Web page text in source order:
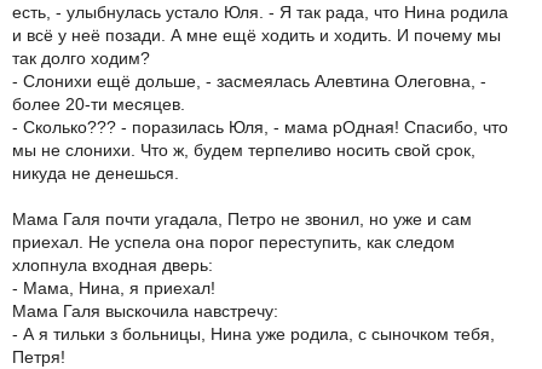
есть, - улыбнулась устало Юля. - Я так рада, что Нина родила
и всё у неё позади. А мне ещё ходить и ходить. И почему мы
так долго ходим?
- Слонихи ещё дольше, - засмеялась Алевтина Олеговна, -
более 20-ти месяцев.
- Сколько??? - поразилась Юля, - мама рОдная! Спасибо, что
мы не слонихи. Что ж, будем терпеливо носить свой срок,
никуда не денешься.
Мама Галя почти угадала, Петро не звонил, но уже и сам
приехал. Не успела она порог переступить, как следом
хлопнула входная дверь:
- Мама, Нина, я приехал!
Мама Галя выскочила навстречу:
- А я тильки з больницы, Нина уже родила, с сыночком тебя,
Петря!